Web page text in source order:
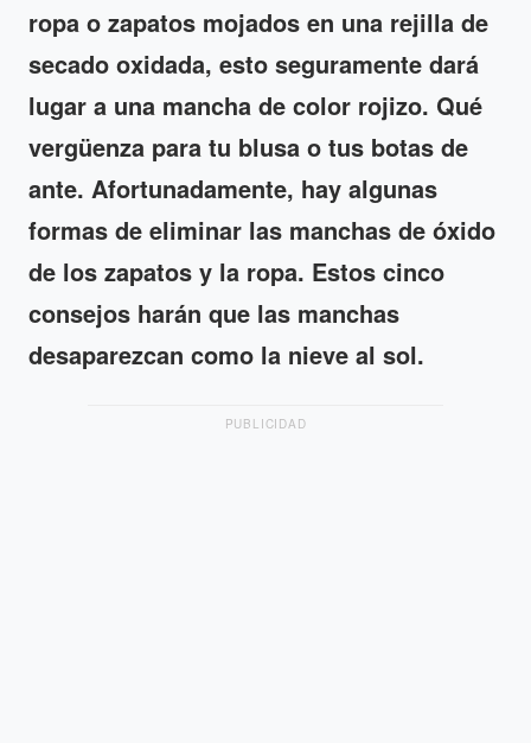
ropa o zapatos mojados en una rejilla de
secado oxidada, esto seguramente dará
lugar a una mancha de color rojizo. Qué
vergüenza para tu blusa o tus botas de
ante. Afortunadamente, hay algunas
formas de eliminar las manchas de óxido
de los zapatos y la ropa. Estos cinco
consejos harán que las manchas
desaparezcan como la nieve al sol.
PUBLICIDAD